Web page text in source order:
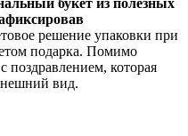
букет из полезных
решение упаковки при
подарка. Помимо
поздравлением, которая
вид.